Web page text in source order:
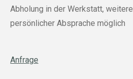
Abholung in der Werkstatt,
persönlicher Absprache möglich
Anfrage